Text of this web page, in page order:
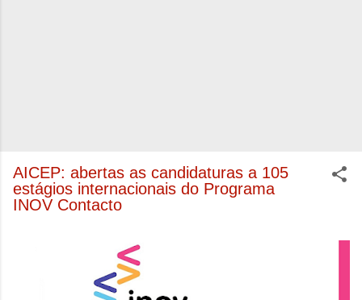
AICEP: abertas as candidaturas a 105
estágios internacionais do Programa
INOV Contacto